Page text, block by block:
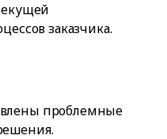
заказчика.
проблемные